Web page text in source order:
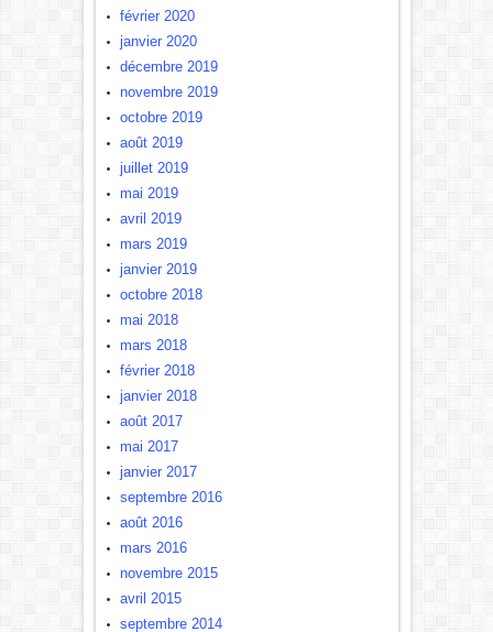
février 2020
janvier 2020
décembre 2019
novembre 2019
octobre 2019
août 2019
juillet 2019
mai 2019
avril 2019
mars 2019
janvier 2019
octobre 2018
mai 2018
mars 2018
février 2018
janvier 2018
août 2017
mai 2017
janvier 2017
septembre 2016
août 2016
mars 2016
novembre 2015
avril 2015
septembre 2014